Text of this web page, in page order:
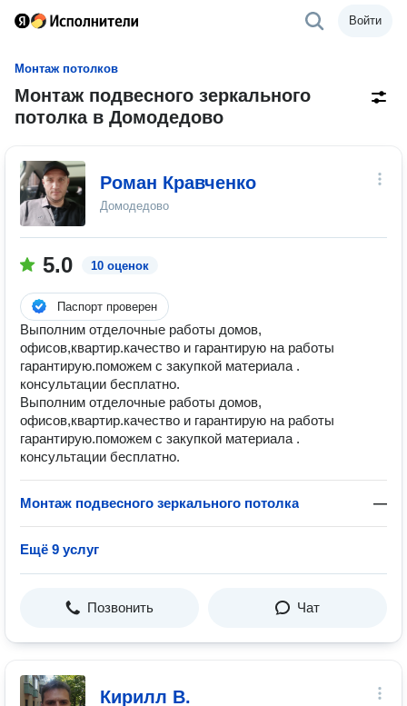
Войти
Монтаж потолков
Монтаж подвесного зеркального
потолка в Домодедово
Роман Кравченко
Домодедово
5.0 10 оценок
Паспорт проверен
Выполним отделочные работы домов,
офисов,квартир.качество и гарантирую на работы
гарантирую.поможем с закупкой материала .
консультации бесплатно.
Выполним отделочные работы домов,
офисов,квартир.качество и гарантирую на работы
гарантирую.поможем с закупкой материала .
консультации бесплатно.
Монтаж подвесного зеркального потолка —
Ещё 9 услуг
Позвонить Чат
Кирилл В.